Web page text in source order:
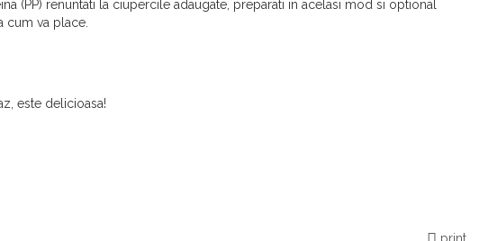
(PP) renuntati la ciupercile adaugate, preparati in acelasi mod si optional
cum va place.
este delicioasa!